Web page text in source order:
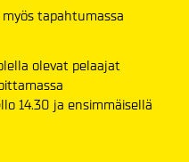
tapahtumassa
olevat pelaajat
14.30 ja ensimmäisellä